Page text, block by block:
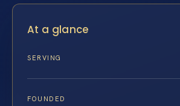
At a glance
SERVING
FOUNDED